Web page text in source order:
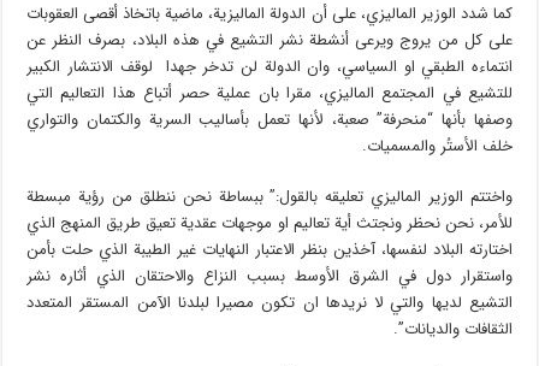
كما شدد الوزير الماليزي، على أن الدولة الماليزية، ماضية باتخاذ أقصى العقوبات
على كل من يروج ويرعى أنشطة نشر التشيع في هذه البلاد، بصرف النظر عن
انتماءه الطبقي او السياسي، وان الدولة لن تدخر جهدا لوقف الانتشار الكبير
للتشيع في المجتمع الماليزي، مقرا بان عملية حصر أتباع هذا التعاليم التي
وصفها بأنها “منحرفة” صعبة، لأنها تعمل بأساليب السرية والكتمان والتواري
خلف الأستُر والمسميات.
واختتم الوزير الماليزي تعليقه بالقول:” ببساطة نحن ننطلق من رؤية مبسطة
للأمر، نحن نحظر ونجتث أية تعاليم او موجهات عقدية تعيق طريق المنهج الذي
اختارته البلاد لنفسها، آخذين بنظر الاعتبار النهايات غير الطيبة الذي حلت بأمن
واستقرار دول في الشرق الأوسط بسبب النزاع والاحتقان الذي أثاره نشر
التشيع لديها والتي لا نريدها ان تكون مصيرا لبلدنا الآمن المستقر المتعدد
الثقافات والديانات”.